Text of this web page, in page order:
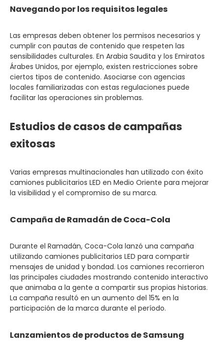
Navegando por los requisitos legales
Las empresas deben obtener los permisos necesarios y
cumplir con pautas de contenido que respeten las
sensibilidades culturales. En Arabia Saudita y los Emiratos
Árabes Unidos, por ejemplo, existen restricciones sobre
ciertos tipos de contenido. Asociarse con agencias
locales familiarizadas con estas regulaciones puede
facilitar las operaciones sin problemas.
Estudios de casos de campañas
exitosas
Varias empresas multinacionales han utilizado con éxito
camiones publicitarios LED en Medio Oriente para mejorar
la visibilidad y el compromiso de su marca.
Campaña de Ramadán de Coca-Cola
Durante el Ramadán, Coca-Cola lanzó una campaña
utilizando camiones publicitarios LED para compartir
mensajes de unidad y bondad. Los camiones recorrieron
las principales ciudades mostrando contenido interactivo
que animaba a la gente a compartir sus propias historias.
La campaña resultó en un aumento del 15% en la
participación de la marca durante el período.
Lanzamientos de productos de Samsung